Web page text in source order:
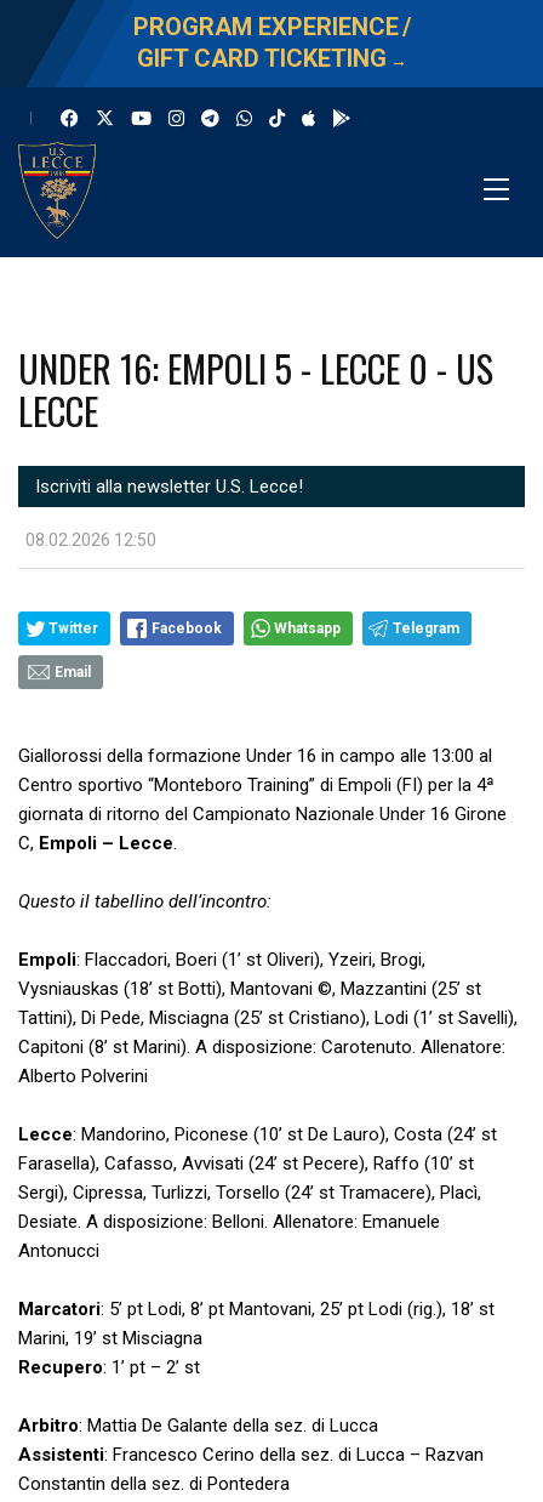
PROGRAM EXPERIENCE/
GIFT CARD TICKETING →
UNDER 16: EMPOLI 5 - LECCE 0 - US
LECCE
Iscriviti alla newsletter U.S. Lecce!
08.02.2026 12:50
Twitter Facebook Whatsapp Telegram
Email
Giallorossi della formazione Under 16 in campo alle 13:00 al
Centro sportivo “Monteboro Training” di Empoli (FI) per la 4ª
giornata di ritorno del Campionato Nazionale Under 16 Girone
C, Empoli – Lecce
Questo il tabellino dell’incontro:
Empoli: Flaccadori, Boeri (1’ st Oliveri), Yzeiri, Brogi,
Vysniauskas (18’ st Botti), Mantovani ©, Mazzantini (25’ st
Tattini), Di Pede, Misciagna (25’ st Cristiano), Lodi (1’ st Savelli),
Capitoni (8’ st Marini). A disposizione: Carotenuto. Allenatore:
Alberto Polverini
Lecce: Mandorino, Piconese (10’ st De Lauro), Costa (24’ st
Farasella), Cafasso, Avvisati (24’ st Pecere), Raffo (10’ st
Sergi), Cipressa, Turlizzi, Torsello (24’ st Tramacere), Placì,
Desiate. A disposizione: Belloni. Allenatore: Emanuele
Antonucci
Marcatori: 5’ pt Lodi, 8’ pt Mantovani, 25’ pt Lodi (rig.), 18’ st
Marini, 19’ st Misciagna
Recupero: 1’ pt – 2’ st
Arbitro: Mattia De Galante della sez. di Lucca
Assistenti: Francesco Cerino della sez. di Lucca – Razvan
Constantin della sez. di Pontedera